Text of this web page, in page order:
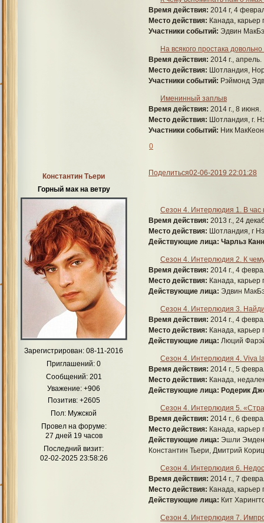
Время действия: 2014 г, 4
Место действия: Канада, карьер
Участники событий: Эдвин
На всякого простака
Время действия: 2014 г., апрель.
Место действия: Шотландия,
Участники событий: Рэймонд
Именинный заплыв
Время действия: 2014 г., 8 июня.
Место действия: Шотландия, г.
Участники событий: Ник
0
Поделиться02-06-2019 22:01:28
Константин Тьери
Горный мак на ветру
Зарегистрирован: 08-11-2016
Приглашений: 0
Сообщений:201
Уважение: +906
Позитив: +2605
Пол: Мужской
Провел на форуме:
27 дней 19 часов
Последний визит:
02-02-2025 23:58:26
Сезон 4. Интерлюдия 1. В час
Время действия: 2013 г., 24
Место действия: Шотландия, г
Действующие лица: Чарльз
Сезон 4. Интерлюдия 2. К
Время действия: 2014 г., 4
Место действия: Канада, карьер
Действующие лица: Эдвин
Сезон 4. Интерлюдия 3.
Время действия: 2014 г., 4
Место действия: Канада,
Действующие лица: Люций
Сезон 4. Интерлюдия 4. Viva
Время действия: 2014 г., 5
Место действия: Канада,
Действующие лица: Родерик
Сезон 4. Интерлюдия 5.
Время действия: 2014 г., 6
Место действия: Канада, карьер
Действующие лица: Эшли
Константин Тьери, Дмитрий
Сезон 4. Интерлюдия 6.
Время действия: 2014 г., 7
Место действия: Канада, карьер
Действующие лица: Кит
Сезон 4. Интерлюдия 7.